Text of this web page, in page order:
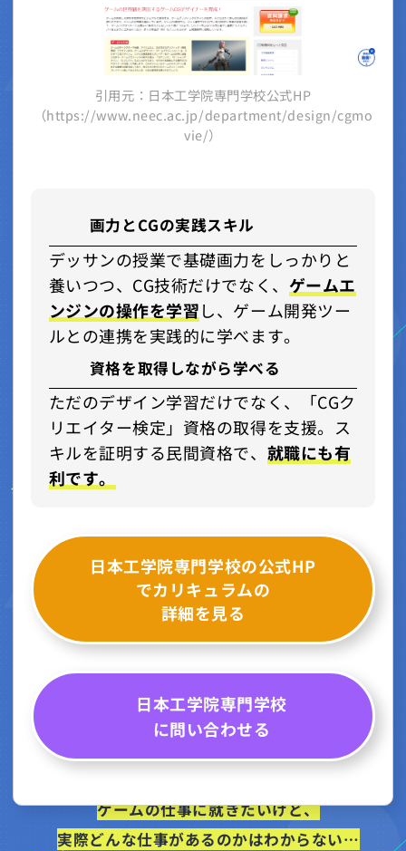
引用元：日本工学院専門学校公式HP
（https://www.neec.ac.jp/department/design/cgmo
vie/）
画力とCGの実践スキル
デッサンの授業で基礎画力をしっかりと
養いつつ、CG技術だけでなく、 ゲームエ
ンジンの操作を学習し、ゲーム開発ツー
ルとの連携を実践的に学べます。
資格を取得しながら学べる
ただのデザイン学習だけでなく、「CGク
リエイター検定」資格の取得を支援。ス
キルを証明する民間資格で、 就職にも有
利です。
日本工学院専門学校の公式HP
でカリキュラムの
詳細を見る
日本工学院専門学校
に問い合わせる
ゲームの仕事に就きたいけど、
実際どんな仕事があるのかはわからない…